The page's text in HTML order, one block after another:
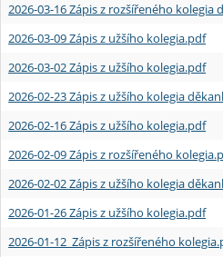
2026-03-16 Zápis z rozšířeného kolegia
2026-03-09 Zápis z užšího kolegia.pdf
2026-03-02 Zápis z užšího kolegia.pdf
2026-02-23 Zápis z užšího kolegia
2026-02-16 Zápis z užšího kolegia.pdf
2026-02-09 Zápis z rozšířeného
2026-02-02 Zápis z užšího kolegia
2026-01-26 Zápis z užšího kolegia.pdf
2026-01-12 Zápis z rozšířeného